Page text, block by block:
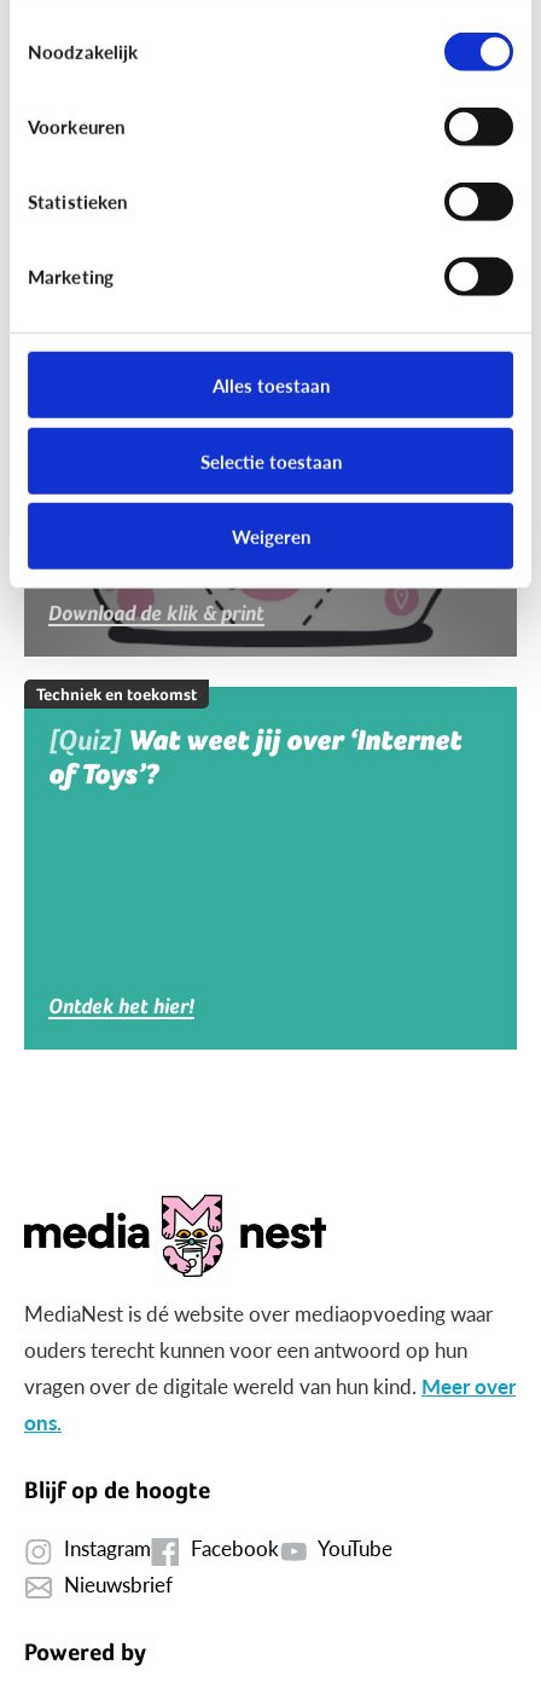
Noodzakelijk
Voorkeuren
Statistieken
Marketing
Alles toestaan
Selectie toestaan
Weigeren
[Klik & Print]Slim speelgoed: waar
moet ik op letten?
Download de klik & print
Techniek en toekomst
[Quiz] Wat weet jij over ‘Internet
of Toys’?
Ontdek het hier!
MediaNest is dé website over mediaopvoeding waar
ouders terecht kunnen voor een antwoord op hun
vragen over de digitale wereld van hun kind. Meer over
ons.
Blijf op de hoogte
Instagram Facebook
YouTube
Nieuwsbrief
Powered by